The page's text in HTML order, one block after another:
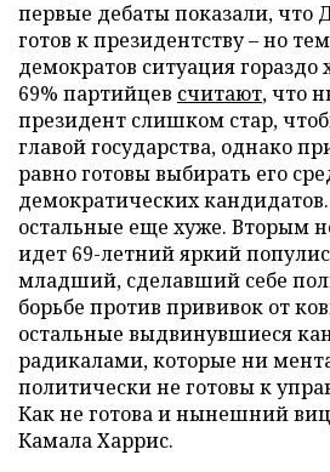
первые дебаты показали, что
готов к президентству – но
демократов ситуация
69% партийцев считают, что
президент слишком стар,
главой государства, однако
равно готовы выбирать его
демократических
остальные еще хуже. Вторым
идет 69-летний яркий
младший, сделавший себе
борьбе против прививок от
остальные выдвинувшиеся
радикалами, которые ни
политически не готовы к
Как не готова и нынешний
Камала Харрис.